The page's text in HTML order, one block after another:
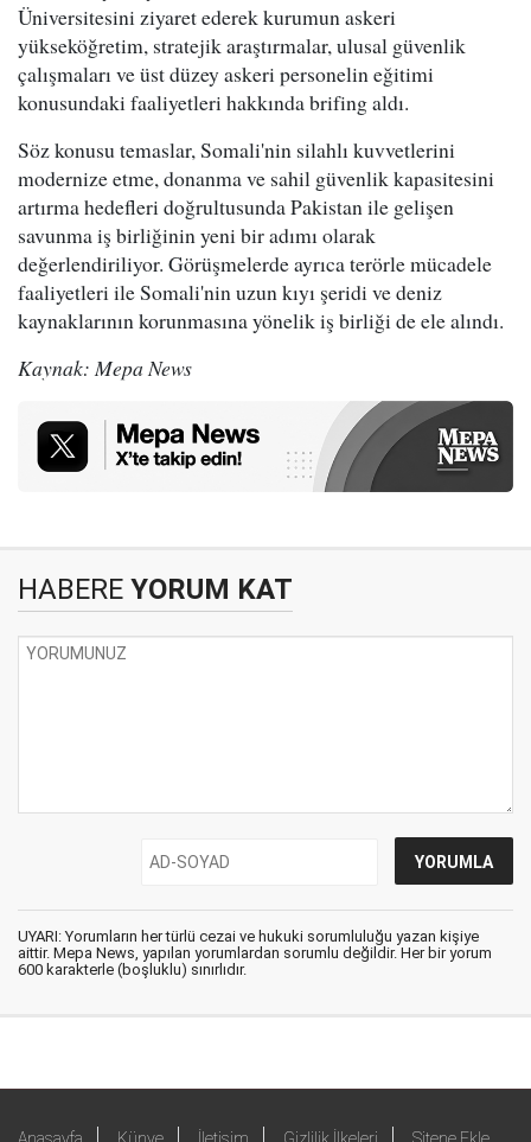
Üniversitesini ziyaret ederek kurumun askeri
yükseköğretim, stratejik araştırmalar, ulusal güvenlik
çalışmaları ve üst düzey askeri personelin eğitimi
konusundaki faaliyetleri hakkında brifing aldı.
Söz konusu temaslar, Somali'nin silahlı kuvvetlerini
modernize etme, donanma ve sahil güvenlik kapasitesini
artırma hedefleri doğrultusunda Pakistan ile gelişen
savunma iş birliğinin yeni bir adımı olarak
değerlendiriliyor. Görüşmelerde ayrıca terörle mücadele
faaliyetleri ile Somali'nin uzun kıyı şeridi ve deniz
kaynaklarının korunmasına yönelik iş birliği de ele alındı.
Kaynak: Mepa News
HABERE YORUM KAT
UYARI: Yorumların her türlü cezai ve hukuki sorumluluğu yazan kişiye
aittir. Mepa News, yapılan yorumlardan sorumlu değildir. Her bir yorum
600 karakterle (boşluklu) sınırlıdır.